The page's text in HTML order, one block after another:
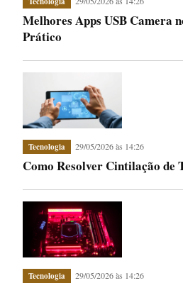
Melhores Apps USB Camera
Prático
Tecnologia 29/05/2026 às 14:26
Como Resolver Cintilação de
Tecnologia 29/05/2026 às 14:26